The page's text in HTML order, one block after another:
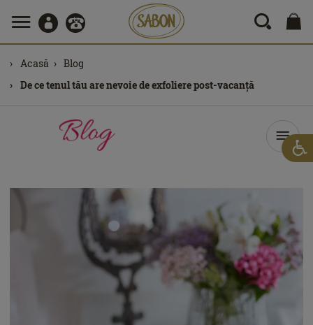
Acasă
Blog
De ce tenul tău are nevoie de exfoliere post-vacanță